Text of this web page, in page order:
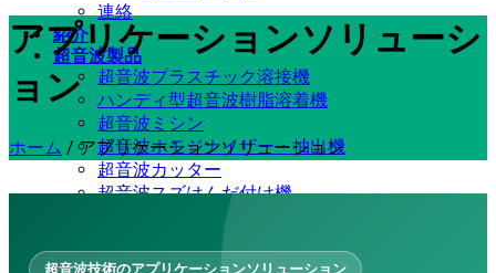
連絡
紹介
超音波製品
超音波プラスチック溶接機
ハンディ型超音波樹脂溶着機
超音波ミシン
超音波ホモジナイザー・抽出機
超音波カッター
超音波スズはんだ付け機
金属用超音波溶接機
バッグ製造ライン
アプリケーションソリューシ
ョン
ホーム / アプリケーションソリューション
超音波技術のアプリケーションソリューション